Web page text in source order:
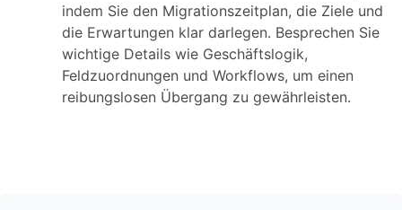
indem Sie den Migrationszeitplan, die Ziele und
die Erwartungen klar darlegen. Besprechen Sie
wichtige Details wie Geschäftslogik,
Feldzuordnungen und Workflows, um einen
reibungslosen Übergang zu gewährleisten.